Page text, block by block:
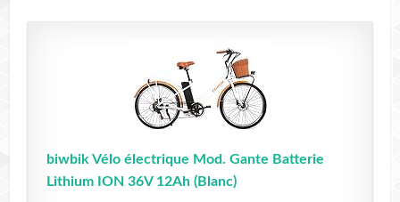
biwbik Vélo électrique Mod. Gante Batterie
Lithium ION 36V 12Ah (Blanc)